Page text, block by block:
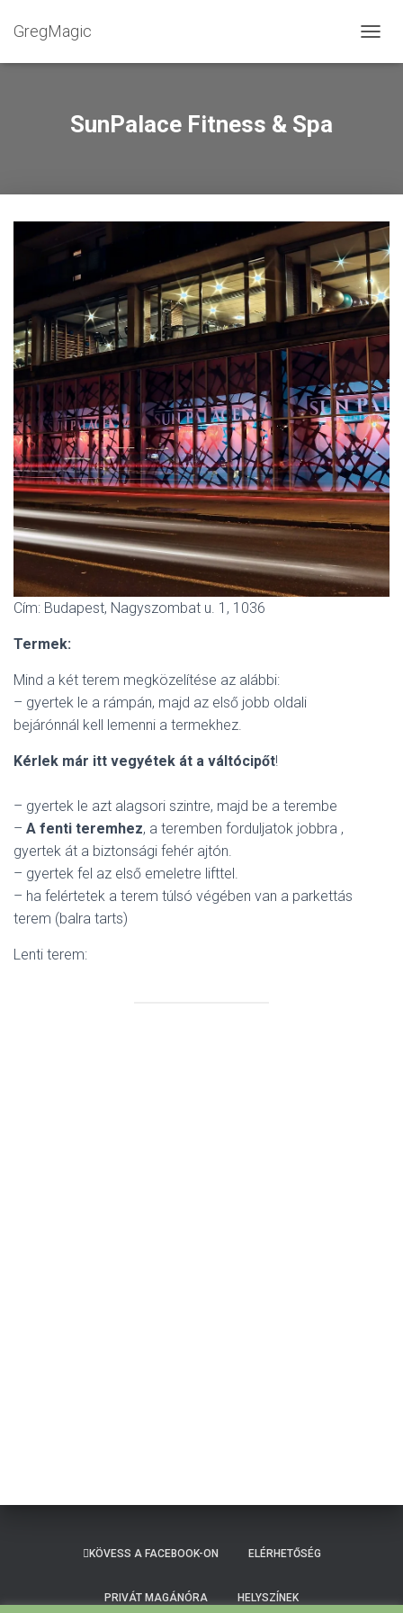
GregMagic
SunPalace Fitness & Spa
Cím: Budapest, Nagyszombat u. 1, 1036
Termek:
Mind a két terem megközelítése az alábbi:
– gyertek le a rámpán, majd az első jobb oldali
bejárónnál kell lemenni a termekhez.
Kérlek már itt vegyétek át a váltócipőt!
– gyertek le azt alagsori szintre, majd be a terembe
– A fenti teremhez, a teremben forduljatok jobbra ,
gyertek át a biztonsági fehér ajtón.
– gyertek fel az első emeletre lifttel.
– ha felértetek a terem túlsó végében van a parkettás
terem (balra tarts)
Lenti terem:
KÖVESS A FACEBOOK-ON ELÉRHETŐSÉG
PRIVÁT MAGÁNÓRA HELYSZÍNEK